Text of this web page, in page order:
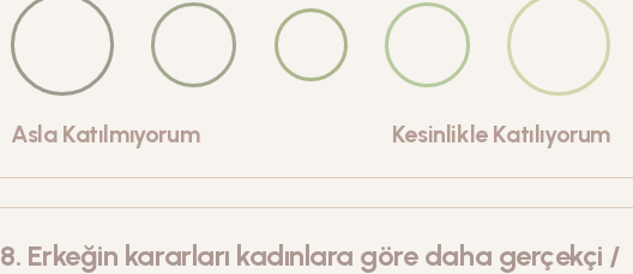
Asla Katılmıyorum Kesinlikle Katılıyorum
8. Erkeğin kararları kadınlara göre daha gerçekçi /